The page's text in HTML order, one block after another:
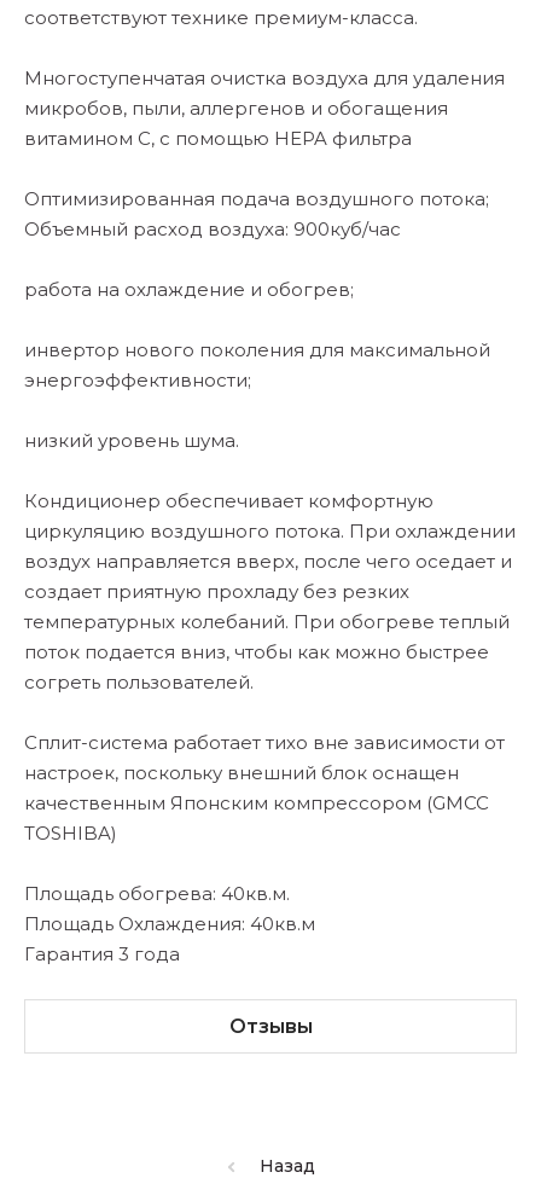
соответствуют технике премиум-класса.
Многоступенчатая очистка воздуха для удаления
микробов, пыли, аллергенов и обогащения
витамином С, с помощью HEPA фильтра
Оптимизированная подача воздушного потока;
Объемный расход воздуха: 900куб/час
работа на охлаждение и обогрев;
инвертор нового поколения для максимальной
энергоэффективности;
низкий уровень шума.
Кондиционер обеспечивает комфортную
циркуляцию воздушного потока. При охлаждении
воздух направляется вверх, после чего оседает и
создает приятную прохладу без резких
температурных колебаний. При обогреве теплый
поток подается вниз, чтобы как можно быстрее
согреть пользователей.
Сплит-система работает тихо вне зависимости от
настроек, поскольку внешний блок оснащен
качественным Японским компрессором (GMCC
TOSHIBA)
Площадь обогрева: 40кв.м.
Площадь Охлаждения: 40кв.м
Гарантия 3 года
Отзывы
Назад